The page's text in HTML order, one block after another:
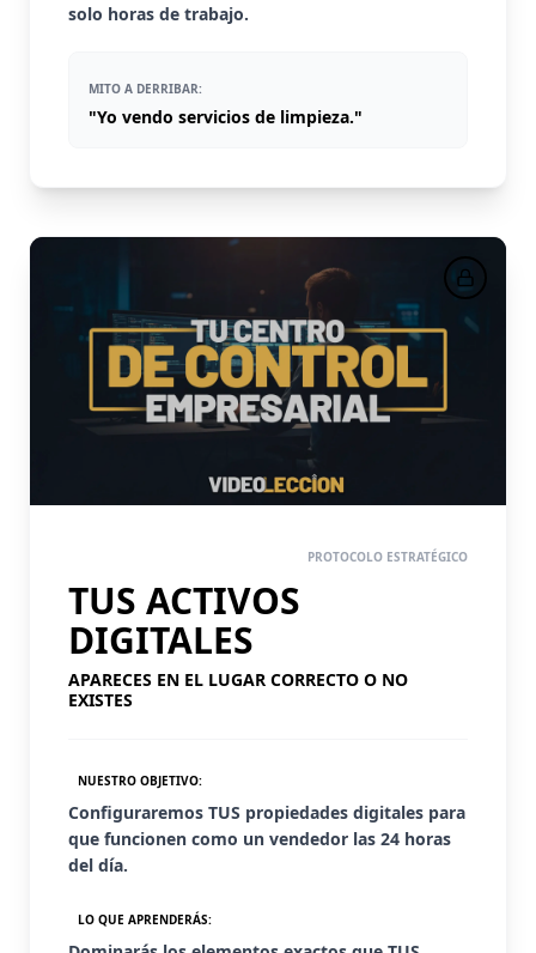
solo horas de trabajo.
MITO A DERRIBAR:
"Yo vendo servicios de limpieza."
PROTOCOLO ESTRATÉGICO
TUS ACTIVOS
DIGITALES
APARECES EN EL LUGAR CORRECTO O NO
EXISTES
NUESTRO OBJETIVO:
Configuraremos TUS propiedades digitales para
que funcionen como un vendedor las 24 horas
del día.
LO QUE APRENDERÁS: